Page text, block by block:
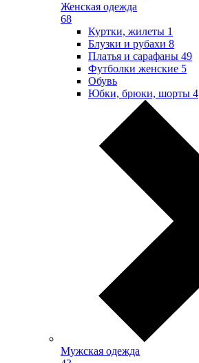
Женская одежда
68
Куртки, жилеты 1
Блузки и рубахи 8
Платья и сарафаны 49
Футболки женские 5
Обувь
Юбки, брюки, шорты 4
Мужская одежда